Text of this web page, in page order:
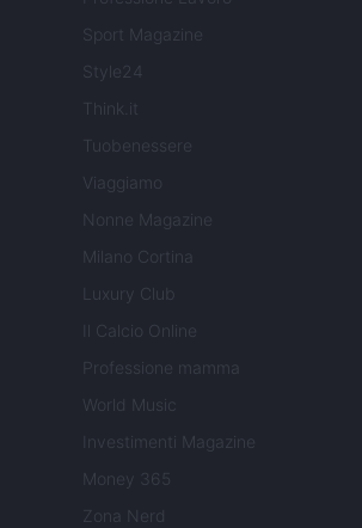
Sport Magazine
Style24
Think.it
Tuobenessere
Viaggiamo
Nonne Magazine
Milano Cortina
Luxury Club
Il Calcio Online
Professione mamma
World Music
Investimenti Magazine
Money 365
Zona Nerd